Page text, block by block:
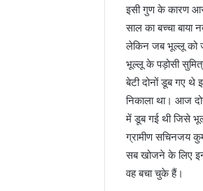
इसी गुण के कारण
साल का बच्चा
लेकिन जब भूल्लू को
भूल्लू के पड़ोसी
बेटी दोनों डूब गए थे
निकाला था। आज
में डूब गई थी जिसे
ग्रामीण सचिनजय
सब खोजने के लिए
वह बचा चुके हैं। ‌